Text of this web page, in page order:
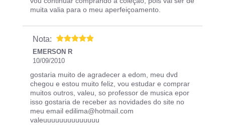
muita valia para o meu aperfeiçoamento.
Nota:
EMERSON R
10/09/2010
gostaria muito de agradecer a edom, meu dvd
chegou e estou muito feliz, vou estudar e comprar
muitos outros, valeu, so professor de musica epor
isso gostaria de receber as novidades do site no
meu email edilima@hotmail.com
valeuuuuuuuuuuuuuu